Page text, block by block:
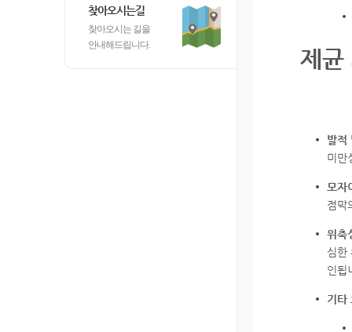
찾아오시는길
찾아오시는 길을
안내해드립니다.
제균
발적
미만
모자
점막
위축
심한
인됩
기타